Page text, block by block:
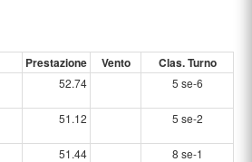
Prestazione Vento Clas. Turno
52.74 5 se-6
51.12 5 se-2
51.44 8 se-1